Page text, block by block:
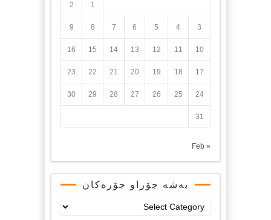
1
2
3
4
5
6
7
8
9
10
11
12
13
14
15
16
17
18
19
20
21
22
23
24
25
26
27
28
29
30
31
« Feb
بەشە جۆراو جۆرەکان